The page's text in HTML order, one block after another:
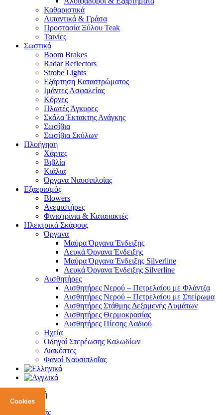
Καθαριστικά
Λιπαντικά & Γράσα
Προστασία Ξύλου Teak
Ταινίες
Σωστικά
Boom Brakes
Radar Reflectors
Strobe Lights
Εξάρτηση Καταστρώματος
Ιμάντες Ασφαλείας
Κόρνες
Πλωτές Άγκυρες
Σκάλα Έκτακτης Ανάγκης
Σωσίβια
Σωσίβια Σκύλων
Πλοήγηση
Χάρτες
Βιβλία
Κιάλια
Όργανα Ναυσιπλοΐας
Εξαερισμός
Blowers
Ανεμιστήρες
Φινιστρίνια & Καταπακτές
Ηλεκτρικά Σκάφους
Όργανα
Μαύρα Όργανα Ένδειξης
Λευκά Όργανα Ένδειξης
Μαύρα Όργανα Ένδειξης Silverline
Λευκά Όργανα Ένδειξης Silverline
Αισθητήρες
Αισθητήρες Νερού – Πετρελαίου με Φλάντζα
Αισθητήρες Νερού – Πετρελαίου με Σπείρωμα
Αισθητήρες Στάθμης Δεξαμενής Λυμάτων
Αισθητήρες Θερμοκρασίας
Αισθητήρες Πίεσης Λαδιού
Ηχεία
Οδηγοί Στερέωσης Καλωδίων
Διακόπτες
Φανοί Ναυσιπλοΐας
Αρχική
Blog
Για εμάς
Cookies